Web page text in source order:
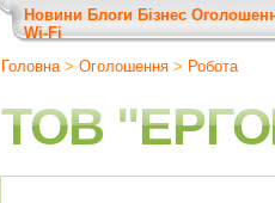
Новини Блоги Бізнес
Wi-Fi
Головна> Оголошення > Робота
ТОВ